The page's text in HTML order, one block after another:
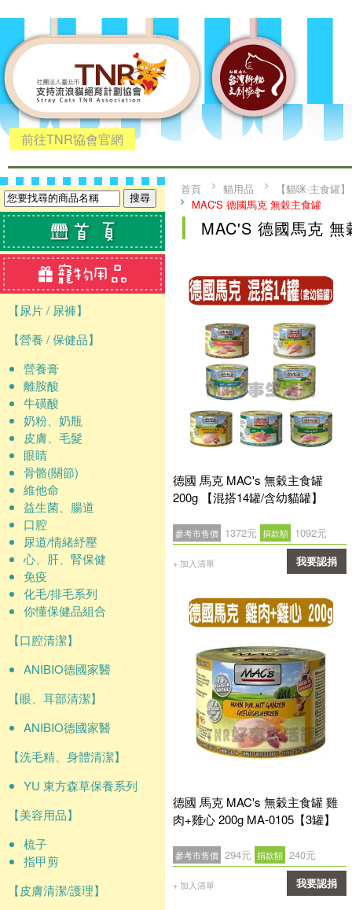
前往TNR協會官網
【尿片 / 尿褲】
【營養 / 保健品】
營養膏
離胺酸
牛磺酸
奶粉、奶瓶
皮膚、毛髮
眼睛
骨骼(關節)
維他命
益生菌、腸道
口腔
尿道/情緒紓壓
心、肝、腎保健
免疫
化毛/排毛系列
你懂保健品組合
【口腔清潔】
ANIBIO德國家醫
【眼、耳部清潔】
ANIBIO德國家醫
【洗毛精、身體清潔】
YU 東方森草保養系列
【美容用品】
梳子
指甲剪
【皮膚清潔/護理】
首頁 貓用品
【貓咪-主食罐】
MAC'S 德國馬克 無穀主食罐
MAC'S 德國馬克 無
德國 馬克 MAC's 無穀主食罐
200g 【混搭14罐/含幼貓罐】
參考市售價 1372元 捐款額 1092元
+ 加入清單 我要認捐
德國 馬克 MAC's 無穀主食罐 雞
肉+雞心 200g MA-0105【3罐】
參考市售價 294元 捐款額 240元
+ 加入清單 我要認捐